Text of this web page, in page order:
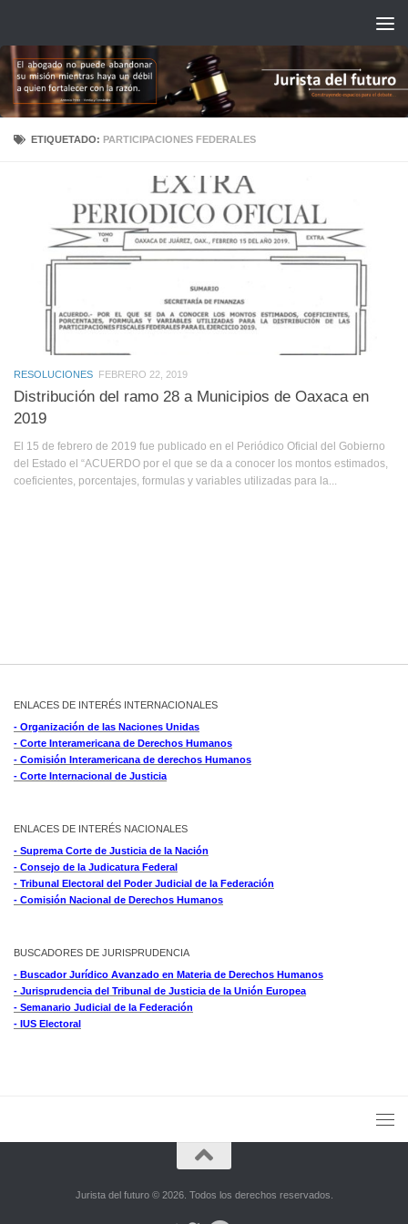
ETIQUETADO: PARTICIPACIONES FEDERALES
RESOLUCIONES FEBRERO 22, 2019
Distribución del ramo 28 a Municipios de Oaxaca en
2019
El 15 de febrero de 2019 fue publicado en el Periódico Oficial del Gobierno
del Estado el “ACUERDO por el que se da a conocer los montos estimados,
coeficientes, porcentajes, formulas y variables utilizadas para la...
ENLACES DE INTERÉS INTERNACIONALES
- Organización de las Naciones Unidas
- Corte Interamericana de Derechos Humanos
- Comisión Interamericana de derechos Humanos
- Corte Internacional de Justicia
ENLACES DE INTERÉS NACIONALES
- Suprema Corte de Justicia de la Nación
- Consejo de la Judicatura Federal
- Tribunal Electoral del Poder Judicial de la Federación
- Comisión Nacional de Derechos Humanos
BUSCADORES DE JURISPRUDENCIA
- Buscador Jurídico Avanzado en Materia de Derechos Humanos
- Jurisprudencia del Tribunal de Justicia de la Unión Europea
- Semanario Judicial de la Federación
- IUS Electoral
Jurista del futuro © 2026. Todos los derechos reservados.